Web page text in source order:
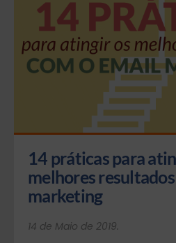
14 práticas para
melhores
marketing
14 de Maio de 2019.